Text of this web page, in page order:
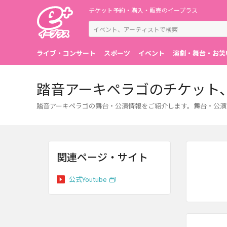
チケット予約・購入・販売のイープラス
ライブ・コンサート スポーツ イベント 演劇・舞台・お笑
踏音アーキペラゴのチケッ
踏音アーキペラゴの舞台・公演情報をご紹介します。舞台・公
関連ページ・サイト
公式Youtube